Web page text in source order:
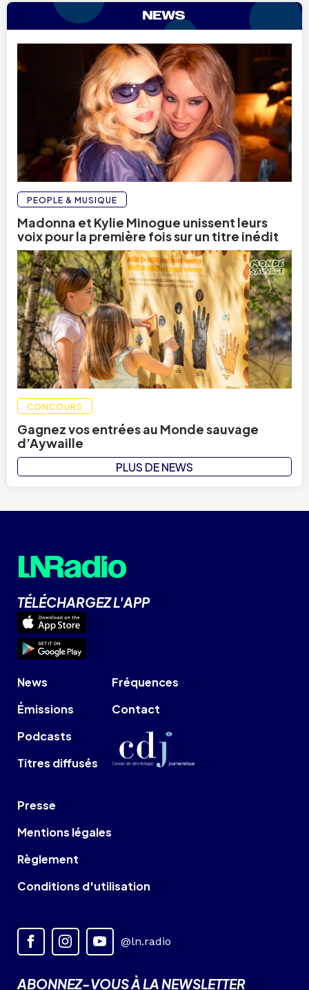
PEOPLE & MUSIQUE
Madonna et Kylie Minogue unissent leurs
voix pour la première fois sur un titre inédit
CONCOURS
Gagnez vos entrées au Monde sauvage
d’Aywaille
PLUS DE NEWS
TÉLÉCHARGEZ L'APP
News
Émissions
Podcasts
Titres diffusés
Fréquences
Contact
Presse
Mentions légales
Règlement
Conditions d'utilisation
@ln.radio
ABONNEZ-VOUS À LA NEWSLETTER